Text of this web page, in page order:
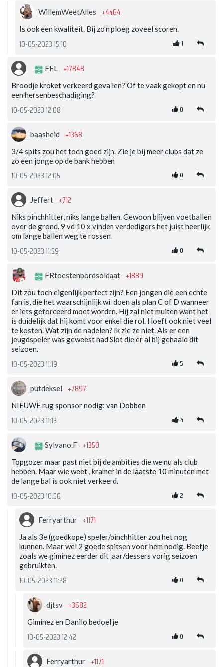
WillemWeetAlles +4464
Is ook een kwaliteit. Bij zo’n ploeg zoveel scoren.
10-05-2023 15:10 1
FFL +17848
Broodje kroket verkeerd gevallen? Of te vaak gekopt en nu
een hersenbeschadiging?
10-05-2023 12:08 0
baasheid +1368
3/4 spits zou het toch goed zijn. Zie je bij meer clubs dat ze
zo een jonge op de bank hebben
10-05-2023 12:05 0
Jeffert +712
Niks pinchhitter, niks lange ballen. Gewoon blijven voetballen
over de grond. 9 vd 10 x vinden verdedigers het juist heerlijk
om lange ballen weg te rossen.
10-05-2023 11:59 0
FRtoestenbordsoldaat +1889
Dit zou toch eigenlijk perfect zijn? Een jongen die een echte
fan is, die het waarschijnlijk wil doen als plan C of D wanneer
er iets geforceerd moet worden. Hij zal niet muiten want het
is duidelijk dat hij komt voor enkel die rol. Hoeft ook niet veel
te kosten. Wat zijn de nadelen? Ik zie ze niet. Als er een
jeugdspeler was geweest had Slot die er al bij gehaald dit
seizoen.
10-05-2023 11:19 5
putdeksel +7897
NIEUWE rug sponsor nodig: van Dobben
10-05-2023 11:13 4
Sylvano.F +1350
Topgozer maar past niet bij de ambities die we nu als club
hebben. Maar wie weet , kramer in de laatste 10 minuten met
de lange bal is ook niet verkeerd.
10-05-2023 10:56 2
Ferryarthur +1171
Ja als 3e (goedkope) speler/pinchhitter zou het nog
kunnen. Maar wel 2 goede spitsen voor hem nodig. Beetje
zoals we giminez eerder dit jaar/dessers vorig seizoen
gebruikten.
10-05-2023 11:28 0
djtsv +3682
Giminez en Danilo bedoel je
10-05-2023 12:42 0
Ferryarthur +1171